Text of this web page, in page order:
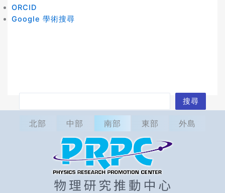
ORCID
Google 學術搜尋
搜尋
北部 中部 南部 東部 外島